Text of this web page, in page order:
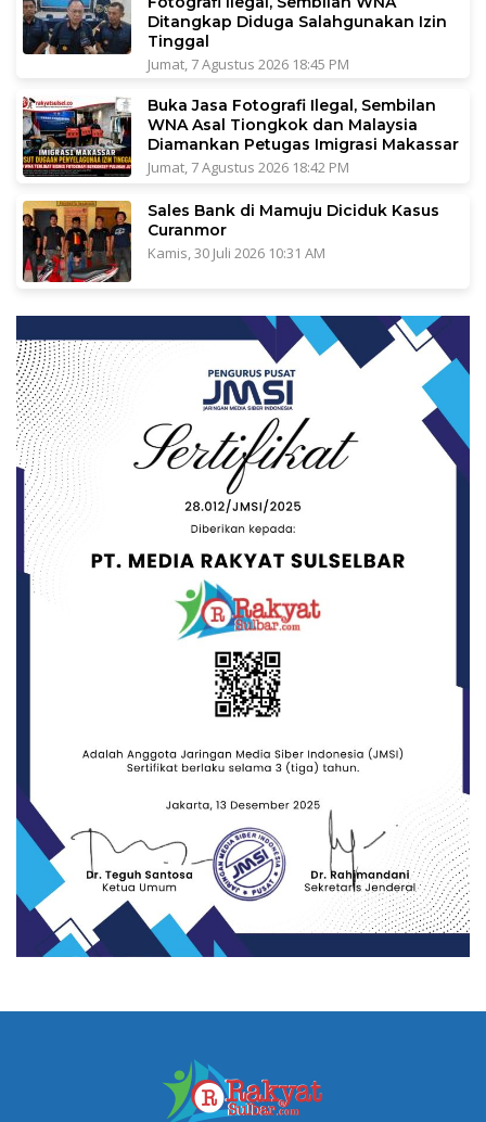
Ditangkap Diduga Salahgunakan Izin
Tinggal
Jumat, 7 Agustus 2026 18:45 PM
Buka Jasa Fotografi Ilegal, Sembilan
WNA Asal Tiongkok dan Malaysia
Diamankan Petugas Imigrasi Makassar
Jumat, 7 Agustus 2026 18:42 PM
Sales Bank di Mamuju Diciduk Kasus
Curanmor
Kamis, 30 Juli 2026 10:31 AM